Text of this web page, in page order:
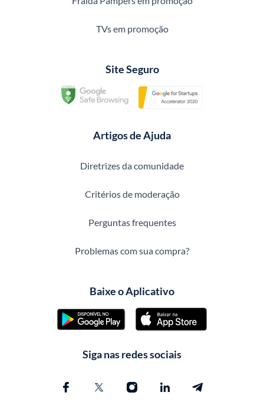
TVs em promoção
Site Seguro
Artigos de Ajuda
Diretrizes da comunidade
Critérios de moderação
Perguntas frequentes
Problemas com sua compra?
Baixe o Aplicativo
Siga nas redes sociais